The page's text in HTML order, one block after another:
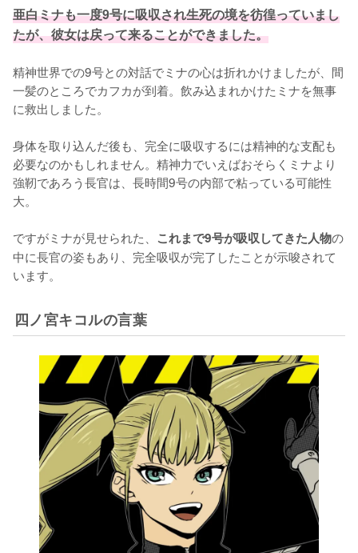
亜白ミナも一度9号に吸収され生死の境を彷徨っていまし
たが、彼女は戻って来ることができました。
精神世界での9号との対話でミナの心は折れかけましたが、間
一髪のところでカフカが到着。飲み込まれかけたミナを無事
に救出しました。
身体を取り込んだ後も、完全に吸収するには精神的な支配も
必要なのかもしれません。精神力でいえばおそらくミナより
強靭であろう長官は、長時間9号の内部で粘っている可能性
大。
ですがミナが見せられた、 これまで9号が吸収してきた人物の
中に長官の姿もあり、完全吸収が完了したことが示唆されて
います。
四ノ宮キコルの言葉